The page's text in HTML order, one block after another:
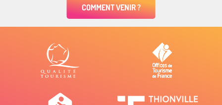
COMMENT VENIR ?